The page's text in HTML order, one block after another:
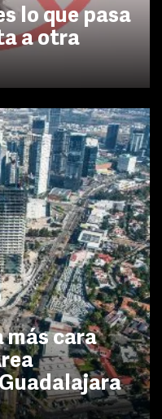
lo que pasa
a otra
más cara